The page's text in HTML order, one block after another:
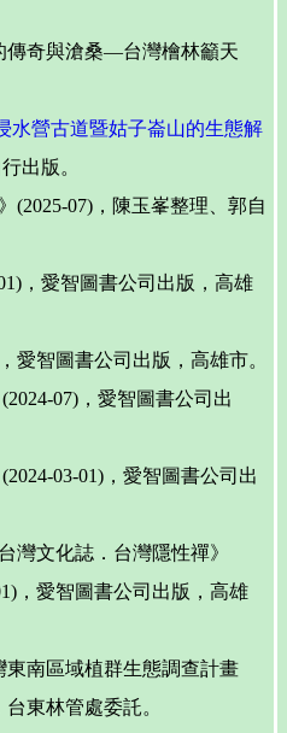
傳奇與滄桑—台灣檜林籲天
水營古道暨姑子崙山的生態解
出版。
》(2025-07)，陳玉峯整理、郭自
，愛智圖書公司出版，高雄
愛智圖書公司出版，高雄市。
07)，愛智圖書公司出
03-01)，愛智圖書公司出
灣文化誌．台灣隱性禪》
，愛智圖書公司出版，高雄
東南區域植群生態調查計畫
東林管處委託。